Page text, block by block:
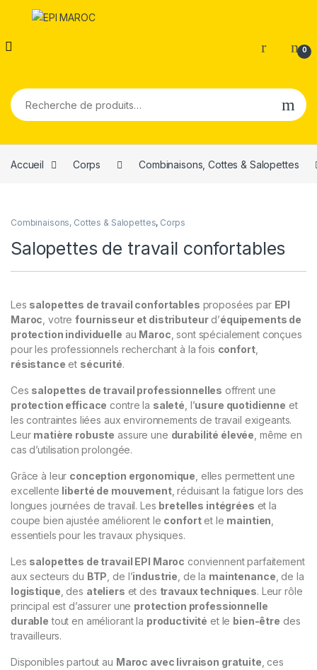
0
Recherche pour :
Accueil Corps Combinaisons, Cottes & Salopettes
Combinaisons, Cottes & Salopettes, Corps
Salopettes de travail confortables
Les salopettes de travail confortables proposées par EPI
Maroc , votrefournisseur et distributeurd’équipements de
protection individuelle au Maroc , sont spécialement conçues
pour les professionnels recherchant à la fois confort,
résistance et sécurité.
Ces salopettes de travail professionnelles offrent une
protection efficace contre la saleté , l’usure quotidienne et
les contraintes liées aux environnements de travail exigeants.
Leur matière robuste assure une durabilité élevée , même en
cas d’utilisation prolongée.
Grâce à leur conception ergonomique , elles permettent une
excellente liberté de mouvement, réduisant la fatigue lors des
longues journées de travail. Les bretelles intégrées et la
coupe bien ajustée améliorent le confortet le maintien
essentiels pour les travaux physiques.
Les salopettes de travail EPI Maroc conviennent parfaitement
aux secteurs du BTP , de l’industrie , de la maintenance , de la
logistique , des ateliers et des travaux techniques. Leur rôle
principal est d’assurer une protection professionnelle
durable tout en améliorant la productivité et le bien-être des
travailleurs.
Disponibles partout au Maroc avec livraison gratuite , ces